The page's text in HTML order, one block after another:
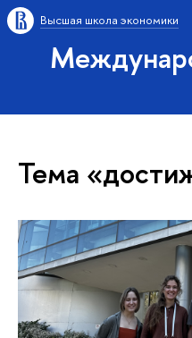
Высшая школа экономики
Тема